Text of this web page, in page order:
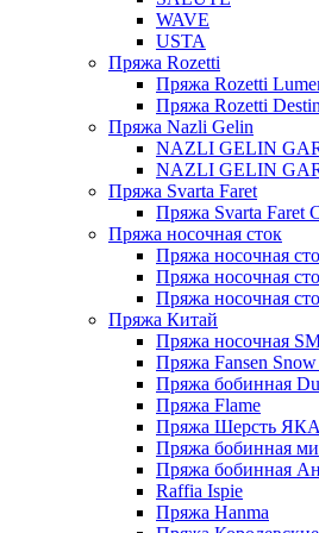
WAVE
USTA
Пряжа Rozetti
Пряжа Rozetti
Пряжа Rozetti
Пряжа Nazli Gelin
NAZLI GELIN
NAZLI GELIN
Пряжа Svarta Faret
Пряжа Svarta Faret
Пряжа носочная сток
Пряжа носочная
Пряжа носочная
Пряжа носочная
Пряжа Китай
Пряжа носочная
Пряжа Fansen
Пряжа бобинная
Пряжа Flame
Пряжа Шерсть ЯКА
Пряжа бобинная
Пряжа бобинная
Raffia Ispie
Пряжа Hanma